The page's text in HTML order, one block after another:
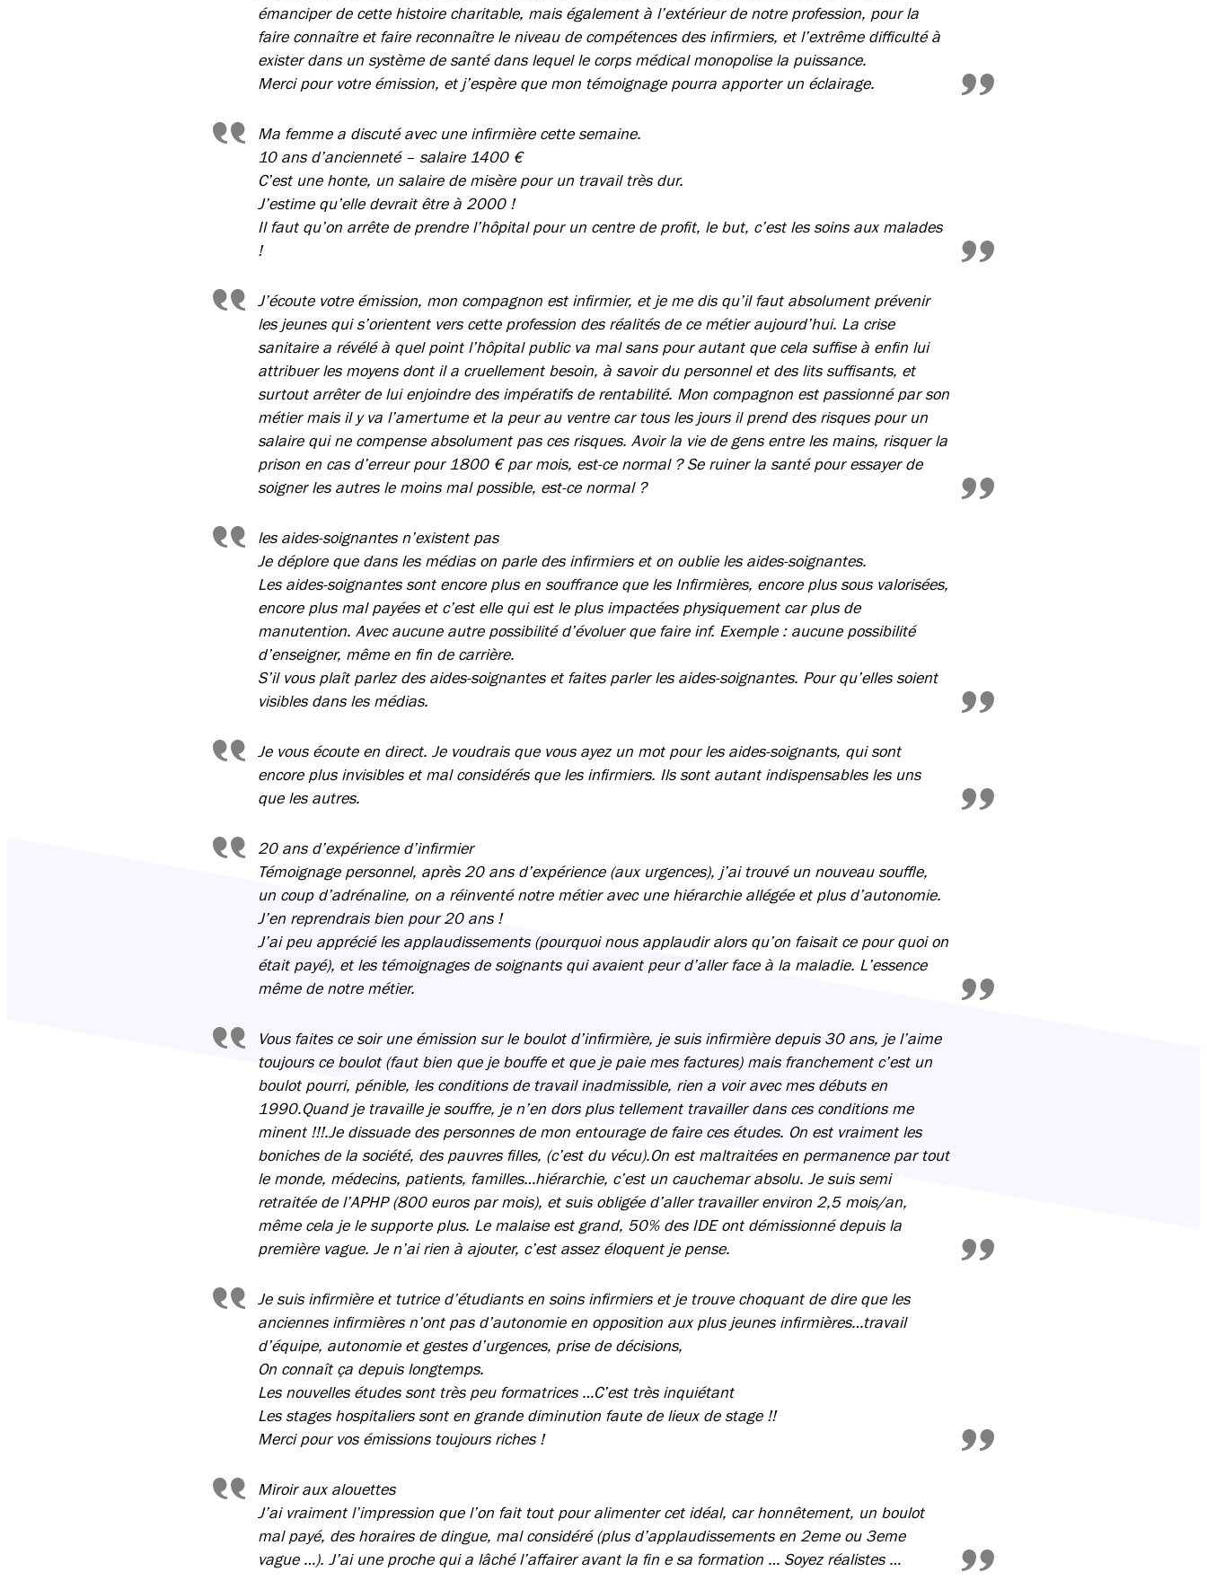
émanciper de cette histoire charitable, mais également à l’extérieur de notre profession, pour la
faire connaître et faire reconnaître le niveau de compétences des infirmiers, et l’extrême difficulté à
exister dans un système de santé dans lequel le corps médical monopolise la puissance.
Merci pour votre émission, et j’espère que mon témoignage pourra apporter un éclairage.
Ma femme a discuté avec une infirmière cette semaine.
10 ans d’ancienneté – salaire 1400 €
C’est une honte, un salaire de misère pour un travail très dur.
J’estime qu’elle devrait être à 2000 !
Il faut qu’on arrête de prendre l’hôpital pour un centre de profit, le but, c’est les soins aux malades
!
J’écoute votre émission, mon compagnon est infirmier, et je me dis qu’il faut absolument prévenir
les jeunes qui s’orientent vers cette profession des réalités de ce métier aujourd’hui. La crise
sanitaire a révélé à quel point l’hôpital public va mal sans pour autant que cela suffise à enfin lui
attribuer les moyens dont il a cruellement besoin, à savoir du personnel et des lits suffisants, et
surtout arrêter de lui enjoindre des impératifs de rentabilité. Mon compagnon est passionné par son
métier mais il y va l’amertume et la peur au ventre car tous les jours il prend des risques pour un
salaire qui ne compense absolument pas ces risques. Avoir la vie de gens entre les mains, risquer la
prison en cas d’erreur pour 1800 € par mois, est-ce normal ? Se ruiner la santé pour essayer de
soigner les autres le moins mal possible, est-ce normal ?
les aides-soignantes n’existent pas
Je déplore que dans les médias on parle des infirmiers et on oublie les aides-soignantes.
Les aides-soignantes sont encore plus en souffrance que les Infirmières, encore plus sous valorisées,
encore plus mal payées et c’est elle qui est le plus impactées physiquement car plus de
manutention. Avec aucune autre possibilité d’évoluer que faire inf. Exemple : aucune possibilité
d’enseigner, même en fin de carrière.
S’il vous plaît parlez des aides-soignantes et faites parler les aides-soignantes. Pour qu’elles soient
visibles dans les médias.
Je vous écoute en direct. Je voudrais que vous ayez un mot pour les aides-soignants, qui sont
encore plus invisibles et mal considérés que les infirmiers. Ils sont autant indispensables les uns
que les autres.
20 ans d’expérience d’infirmier
Témoignage personnel, après 20 ans d’expérience (aux urgences), j’ai trouvé un nouveau souffle,
un coup d’adrénaline, on a réinventé notre métier avec une hiérarchie allégée et plus d’autonomie.
J’en reprendrais bien pour 20 ans !
J’ai peu apprécié les applaudissements (pourquoi nous applaudir alors qu’on faisait ce pour quoi on
était payé), et les témoignages de soignants qui avaient peur d’aller face à la maladie. L’essence
même de notre métier.
Vous faites ce soir une émission sur le boulot d’infirmière, je suis infirmière depuis 30 ans, je l’aime
toujours ce boulot (faut bien que je bouffe et que je paie mes factures) mais franchement c’est un
boulot pourri, pénible, les conditions de travail inadmissible, rien a voir avec mes débuts en
1990.Quand je travaille je souffre, je n’en dors plus tellement travailler dans ces conditions me
minent !!!.Je dissuade des personnes de mon entourage de faire ces études. On est vraiment les
boniches de la société, des pauvres filles, (c’est du vécu).On est maltraitées en permanence par tout
le monde, médecins, patients, familles…hiérarchie, c’est un cauchemar absolu. Je suis semi
retraitée de l’APHP (800 euros par mois), et suis obligée d’aller travailler environ 2,5 mois/an,
même cela je le supporte plus. Le malaise est grand, 50% des IDE ont démissionné depuis la
première vague. Je n’ai rien à ajouter, c’est assez éloquent je pense.
Je suis infirmière et tutrice d’étudiants en soins infirmiers et je trouve choquant de dire que les
anciennes infirmières n’ont pas d’autonomie en opposition aux plus jeunes infirmières…travail
d’équipe, autonomie et gestes d’urgences, prise de décisions,
On connaît ça depuis longtemps.
Les nouvelles études sont très peu formatrices …C’est très inquiétant
Les stages hospitaliers sont en grande diminution faute de lieux de stage !!
Merci pour vos émissions toujours riches !
Miroir aux alouettes
J’ai vraiment l’impression que l’on fait tout pour alimenter cet idéal, car honnêtement, un boulot
mal payé, des horaires de dingue, mal considéré (plus d’applaudissements en 2eme ou 3eme
vague …). J’ai une proche qui a lâché l’affairer avant la fin e sa formation … Soyez réalistes …